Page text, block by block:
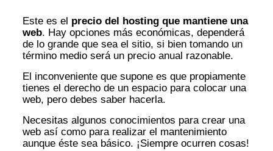
Este es el precio del hosting que mantiene una
web. Hay opciones más económicas, dependerá
de lo grande que sea el sitio, si bien tomando un
término medio será un precio anual razonable.
El inconveniente que supone es que propiamente
tienes el derecho de un espacio para colocar una
web, pero debes saber hacerla.
Necesitas algunos conocimientos para crear una
web así como para realizar el mantenimiento
aunque éste sea básico. ¡Siempre ocurren cosas!